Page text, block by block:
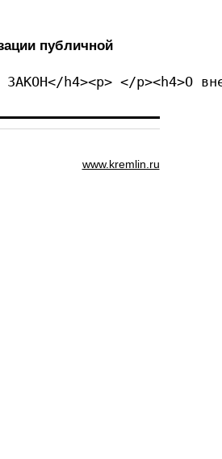
публичной
ЗАКОН</h4><p> </
www.kremlin.ru